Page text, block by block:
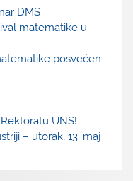
DMS
matematike u
posvećen
UNS!
– utorak, 13. maj